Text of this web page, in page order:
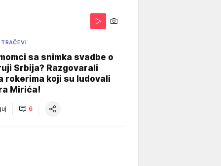
sa snimka svadbe o
Srbija? Razgovarali
rokerima koji su ludovali
Mirića!
6